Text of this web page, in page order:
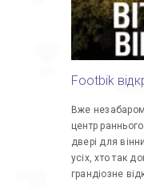
Footbik
Вже
центр
двері для
усіх, хто так
грандіозне